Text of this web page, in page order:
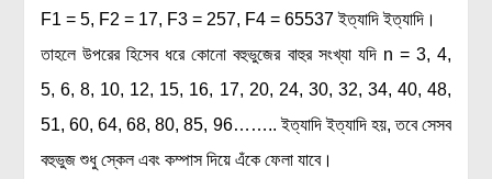
F1 = 5, F2 = 17, F3 = 257, F4 = 65537 ইত্যাদি ইত্যাদি।
তাহলে উপরের হিসেব ধরে কোনো বহুভুজের বাহুর সংখ্যা যদি n = 3, 4,
5, 6, 8, 10, 12, 15, 16, 17, 20, 24, 30, 32, 34, 40, 48,
51, 60, 64, 68, 80, 85, 96…….. ইত্যাদি ইত্যাদি হয়, তবে সেসব
বহুভুজ শুধু স্কেল এবং কম্পাস দিয়ে এঁকে ফেলা যাবে।